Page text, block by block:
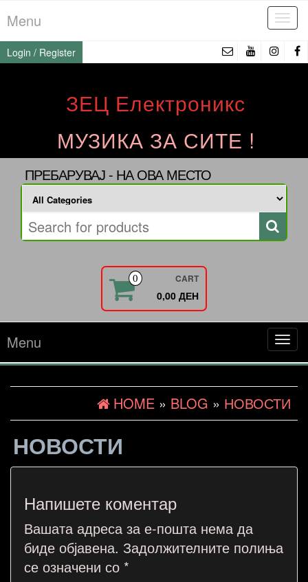
to
the
content
Menu
Login / Register
ЗЕЦ Електроникс
МУЗИКА ЗА СИТЕ !
ПРЕБАРУВАЈ - НА ОВА МЕСТО
0 CART
0,00 ДЕН
Menu
HOME » BLOG » НОВОСТИ
НОВОСТИ
Напишете коментар
Вашата адреса за е-пошта нема да
биде објавена. Задолжителните полиња
се означени со *